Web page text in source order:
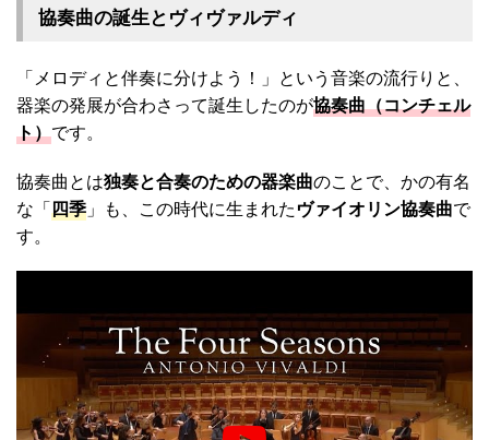
協奏曲の誕生とヴィヴァルディ
「メロディと伴奏に分けよう！」という音楽の流行りと、
器楽の発展が合わさって誕生したのが協奏曲（コンチェル
ト）です。
協奏曲とは独奏と合奏のための器楽曲のことで、かの有名
な「四季 」も、この時代に生まれたヴァイオリン協奏曲で
す。